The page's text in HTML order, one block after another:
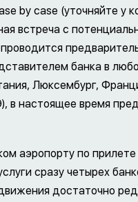
by case (уточняйте у
встреча с
банка в
Люксембург,
в настоящее время
аэропорту по
сразу четырех
достаточно